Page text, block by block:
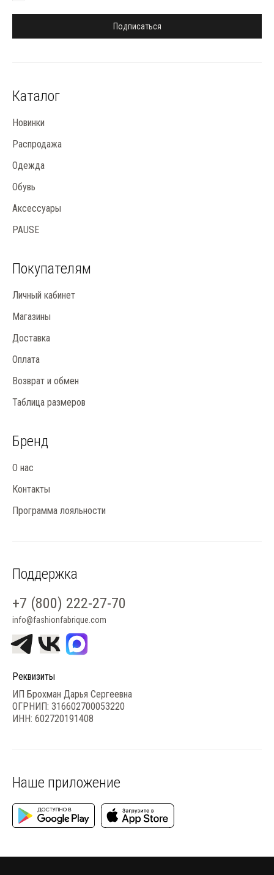
Каталог
Новинки
Распродажа
Одежда
Обувь
Аксессуары
PAUSE
Покупателям
Личный кабинет
Магазины
Доставка
Оплата
Возврат и обмен
Таблица размеров
Бренд
О нас
Контакты
Программа лояльности
Подписаться
Наше приложение
Поддержка
+7 (800) 222-27-70
info@fashionfabrique.com
Реквизиты
ИП Брохман Дарья Сергеевна
ОГРНИП: 316602700053220
ИНН: 602720191408